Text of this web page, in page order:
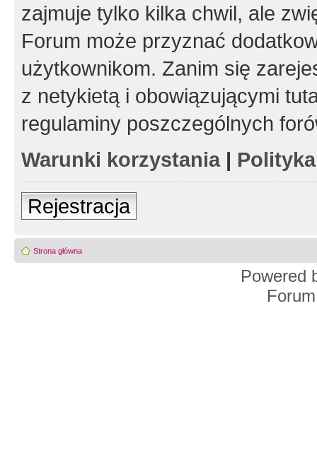
zajmuje tylko kilka chwil, ale
Forum może przyznać
użytkownikom. Zanim się
z netykietą i obowiązującymi
regulaminy poszczególnych
Warunki korzystania|
Rejestracja
Strona główna
Powered